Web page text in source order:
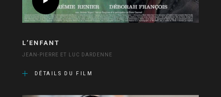
L’ENFANT
JEAN-PIERRE ET LUC DARDENNE
DÉTAILS DU FILM